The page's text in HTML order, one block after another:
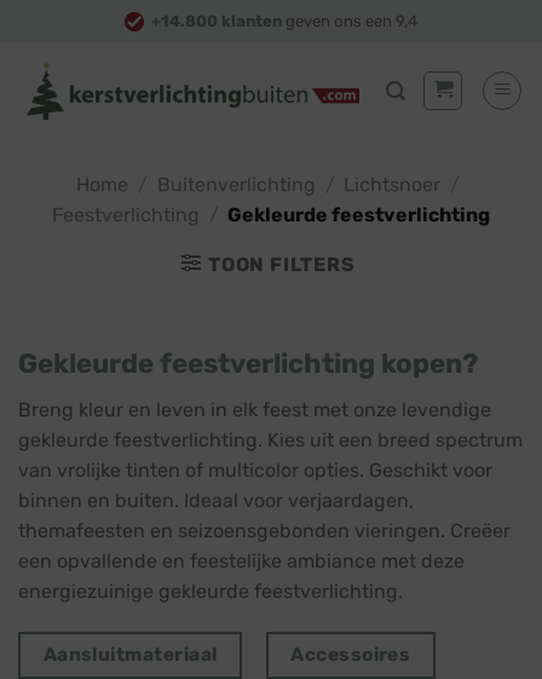
content
+14.800 klanten geven ons een 9,4
Home Buitenverlichting Lichtsnoer
Feestverlichting
Gekleurde feestverlichting
TOON FILTERS
Gekleurde feestverlichting kopen?
Breng kleur en leven in elk feest met onze levendige
gekleurde feestverlichting. Kies uit een breed spectrum
van vrolijke tinten of multicolor opties. Geschikt voor
binnen en buiten. Ideaal voor verjaardagen,
themafeesten en seizoensgebonden vieringen. Creëer
een opvallende en feestelijke ambiance met deze
energiezuinige gekleurde feestverlichting.
Aansluitmateriaal Accessoires